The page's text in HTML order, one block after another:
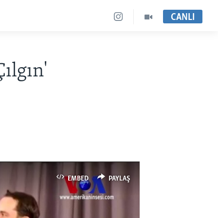
CANLI
EMBED PAYLAŞ